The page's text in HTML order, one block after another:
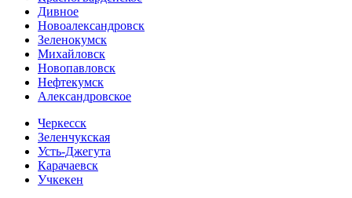
Дивное
Новоалександровск
Зеленокумск
Михайловск
Новопавловск
Нефтекумск
Александровское
Черкесск
Зеленчукская
Усть-Джегута
Карачаевск
Учкекен